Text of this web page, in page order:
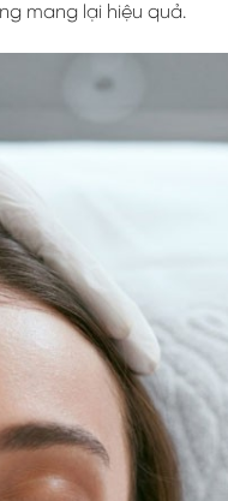
mang lại hiệu quả.